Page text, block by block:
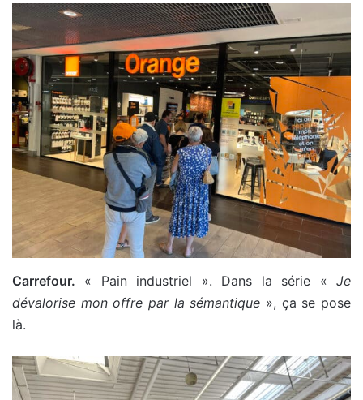
Carrefour. « Pain industriel ». Dans la série « Je
dévalorise mon offre par la sémantique », ça se pose
là.